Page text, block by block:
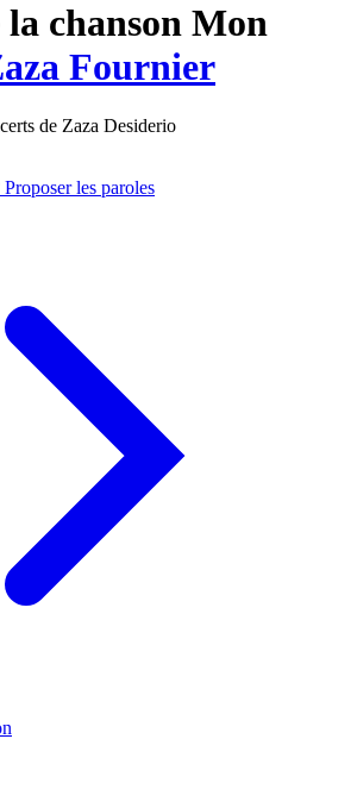
la chanson Mon
Fournier
de Zaza Desiderio
les paroles